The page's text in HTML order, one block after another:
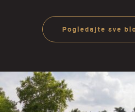
Pogledajte sve